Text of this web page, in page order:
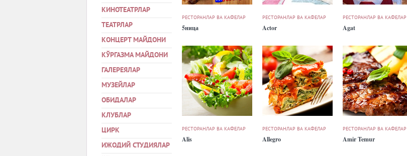
КИНОТЕАТРЛАР
ТЕАТРЛАР
КОНЦЕРТ МАЙДОНИ
КЎРГАЗМА МАЙДОНИ
ГАЛЕРЕЯЛАР
МУЗЕЙЛАР
ОБИДАЛАР
КЛУБЛАР
ЦИРК
ИЖОДИЙ СТУДИЯЛАР
РЕСТОРАНЛАР ВА КАФЕЛАР
5ница
РЕСТОРАНЛАР ВА КАФЕЛАР
Actor
РЕСТОРАНЛАР ВА КАФЕЛАР
Agat
РЕСТОРАНЛАР ВА КАФЕЛАР
Alis
РЕСТОРАНЛАР ВА КАФЕЛАР
Allegro
РЕСТОРАНЛАР ВА КАФЕЛАР
Amir Temur